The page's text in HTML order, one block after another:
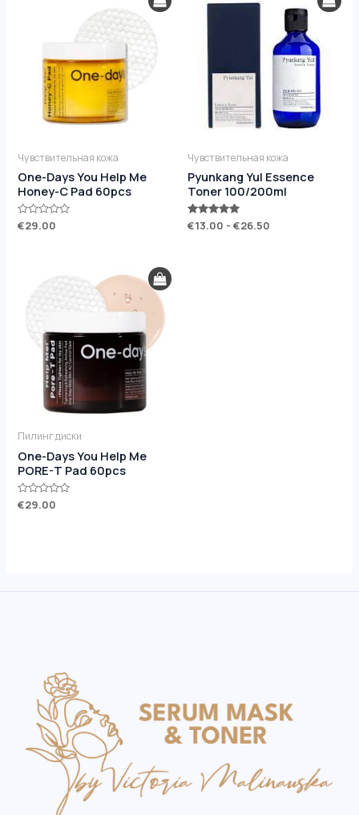
Чувствительная кожа
One-Days You Help Me
Honey-C Pad 60pcs
Оценка
€29.00
Чувствительная кожа
Pyunkang Yul Essence
Toner 100/200ml
Оценка
€13.00 - €26.50
Пилинг диски
One-Days You Help Me
PORE-T Pad 60pcs
Оценка
0
€29.00